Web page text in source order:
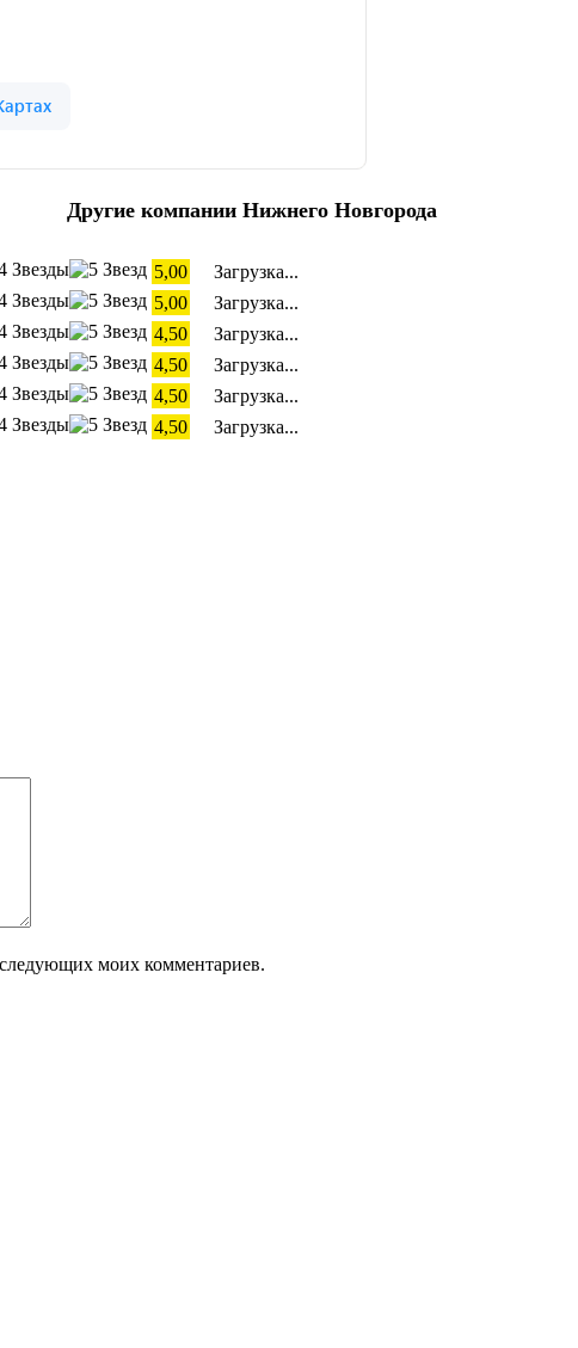
Другие компании Нижнего Новгорода
5,00
Загрузка...
5,00
Загрузка...
4,50
Загрузка...
4,50
Загрузка...
4,50
Загрузка...
4,50
Загрузка...
моих комментариев.